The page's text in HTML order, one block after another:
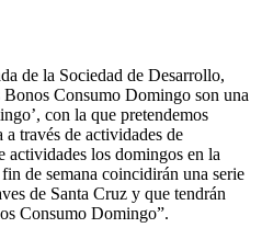
de la Sociedad de Desarrollo,
Consumo Domingo son una
con la que pretendemos
través de actividades de
actividades los domingos en la
de semana coincidirán una serie
de Santa Cruz y que tendrán
Consumo Domingo”.